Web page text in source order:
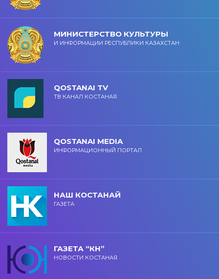
МИНИСТЕРСТВО КУЛЬТУРЫ
И ИНФОРМАЦИИ РЕСПУБЛИКИ КАЗАХСТАН
QOSTANAI TV
ТВ КАНАЛ КОСТАНАЯ
QOSTANAI MEDIA
ИНФОРМАЦИОННЫЙ ПОРТАЛ
НАШ КОСТАНАЙ
ГАЗЕТА
ГАЗЕТА “КН”
НОВОСТИ КОСТАНАЯ